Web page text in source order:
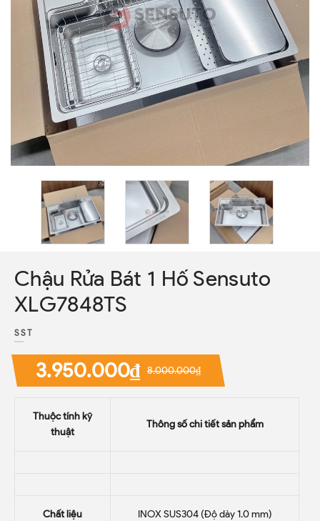
Chậu Rửa Bát 1 Hố Sensuto
XLG7848TS
SST
3.950.000₫ 8.000.000₫
Thuộc tính kỹ
thuật
Thông số chi tiết sản phẩm
Chất liệu INOX SUS304 (Độ dày 1.0 mm)